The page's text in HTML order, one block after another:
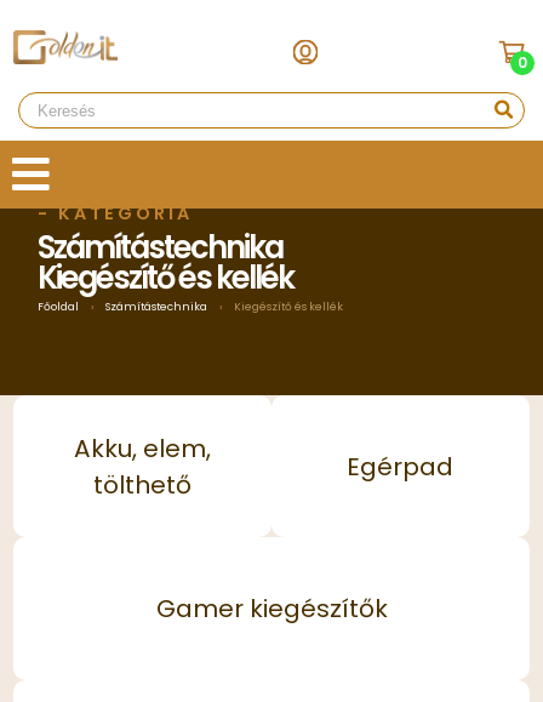
0
- KATEGÓRIA
Számítástechnika
Kiegészítő és kellék
Főoldal › Számítástechnika › Kiegészítő és kellék
Akku, elem,
tölthető
Egérpad
Gamer kiegészítők